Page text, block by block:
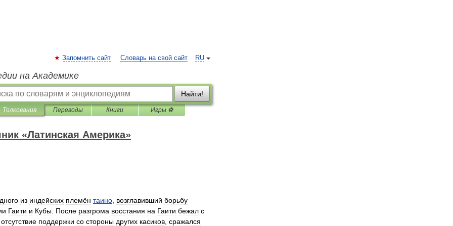
RU
Запомнить сайт Словарь на свой сайт
на Академике
Найти!
Толкования Переводы Книги Игры ⚽
«Латинская Америка»
из индейских племён таино возглавивший борьбу
Гаити и Кубы После разгрома восстания на Гаити бежал с
отсутствие поддержки со стороны других касиков сражался